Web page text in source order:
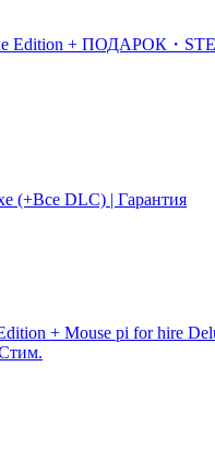
Edition + ПОДАРОК・
(+Все DLC) | Гарантия
+ Mouse pi for hire